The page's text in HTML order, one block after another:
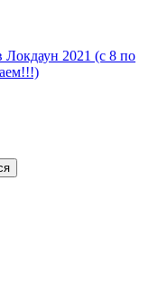
Локдаун 2021 (с 8 по